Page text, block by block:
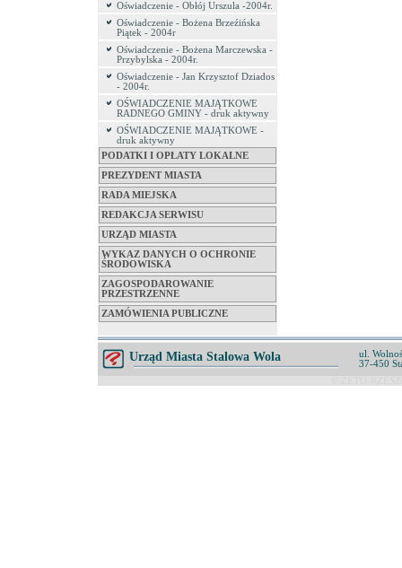
Oświadczenie - Obłój Urszula -2004r.
Oświadczenie - Bożena Brzeźińska
Piątek - 2004r
Oświadczenie - Bożena Marczewska -
Przybylska - 2004r.
Oświadczenie - Jan Krzysztof Dziados
- 2004r.
OŚWIADCZENIE MAJĄTKOWE
RADNEGO GMINY - druk aktywny
OŚWIADCZENIE MAJĄTKOWE -
druk aktywny
PODATKI I OPŁATY LOKALNE
PREZYDENT MIASTA
RADA MIEJSKA
REDAKCJA SERWISU
URZĄD MIASTA
WYKAZ DANYCH O OCHRONIE
ŚRODOWISKA
ZAGOSPODAROWANIE
PRZESTRZENNE
ZAMÓWIENIA PUBLICZNE
Urząd Miasta Stalowa Wola
ul.
37-450